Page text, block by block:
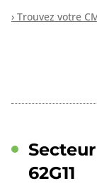
› Trouvez votre
62G11